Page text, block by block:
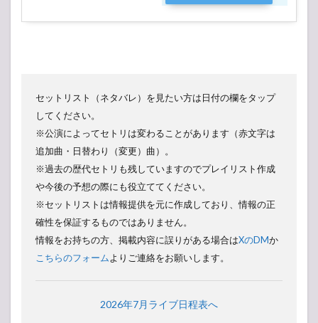
セットリスト（ネタバレ）を見たい方は日付の欄をタップ
してください。
※公演によってセトリは変わることがあります（赤文字は
追加曲・日替わり（変更）曲）。
※過去の歴代セトリも残していますのでプレイリスト作成
や今後の予想の際にも役立ててください。
※セットリストは情報提供を元に作成しており、情報の正
確性を保証するものではありません。
情報をお持ちの方、掲載内容に誤りがある場合はXのDMか
こちらのフォームよりご連絡をお願いします。
2026年7月ライブ日程表へ